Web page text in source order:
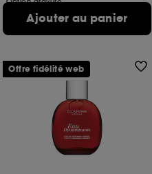
3 contenances disponibles
Ajouter au panier
Offre fidélité web